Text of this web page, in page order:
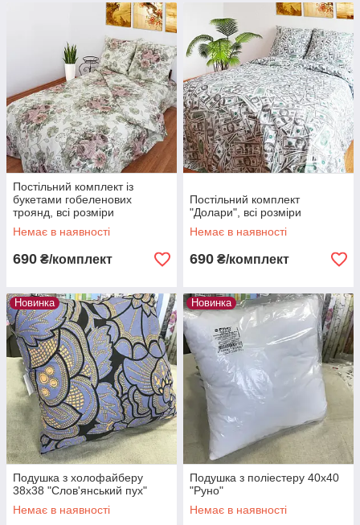
Постільний комплект із
букетами гобеленових
троянд, всі розміри
Немає в наявності
690 ₴/комплект
Постільний комплект
"Долари", всі розміри
Немає в наявності
690 ₴/комплект
Новинка
Подушка з холофайберу
38х38 "Слов'янський пух"
Немає в наявності
Новинка
Подушка з поліестеру 40х40
"Руно"
Немає в наявності